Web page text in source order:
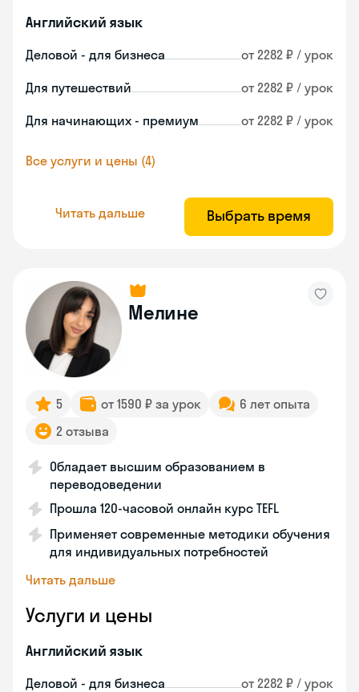
Английский язык
Деловой - для бизнеса от 2282 ₽ / урок
Для путешествий от 2282 ₽ / урок
Для начинающих - премиум от 2282 ₽ / урок
Все услуги и цены (4)
Читать дальше Выбрать время
Мелине
5 от 1590 ₽ за урок
6 лет опыта
2 отзыва
Обладает высшим образованием в
переводоведении
Прошла 120-часовой онлайн курс TEFL
Применяет современные методики обучения
для индивидуальных потребностей
Читать дальше
Услуги и цены
Английский язык
Деловой - для бизнеса от 2282 ₽ / урок